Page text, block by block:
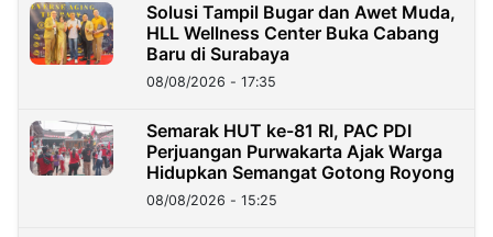
Solusi Tampil Bugar dan Awet Muda,
HLL Wellness Center Buka Cabang
Baru di Surabaya
08/08/2026 - 17:35
Semarak HUT ke-81 RI, PAC PDI
Perjuangan Purwakarta Ajak Warga
Hidupkan Semangat Gotong Royong
08/08/2026 - 15:25